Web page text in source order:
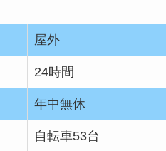
屋外
24時間
年中無休
自転車53台